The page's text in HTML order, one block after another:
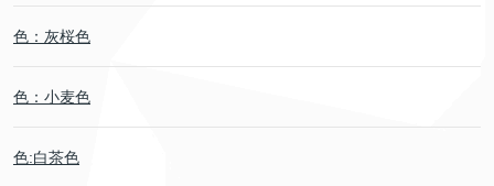
色：灰桜色
色：小麦色
色:白茶色